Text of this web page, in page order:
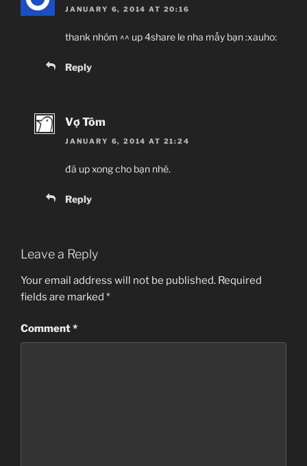
JANUARY 6, 2014 AT 20:16
thank nhóm ^^ up 4share le nha mấy bạn :xauho:
Reply
Vợ Tôm
JANUARY 6, 2014 AT 21:24
đã up xong cho bạn nhé.
Reply
Leave a Reply
Your email address will not be published. Required
fields are marked *
Comment*